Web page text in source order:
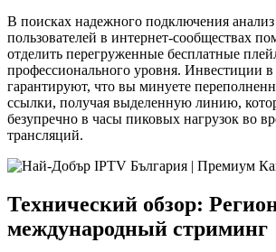
В поисках надежного подключения
пользователей в интернет-сообществах
отделить перегруженные бесплатные
профессионального уровня. Инвестиции в
гарантируют, что вы минуете
ссылки, получая выделенную линию,
безупречно в часы пиковых нагрузок во
трансляций.
Технический обзор:
международный стриминг